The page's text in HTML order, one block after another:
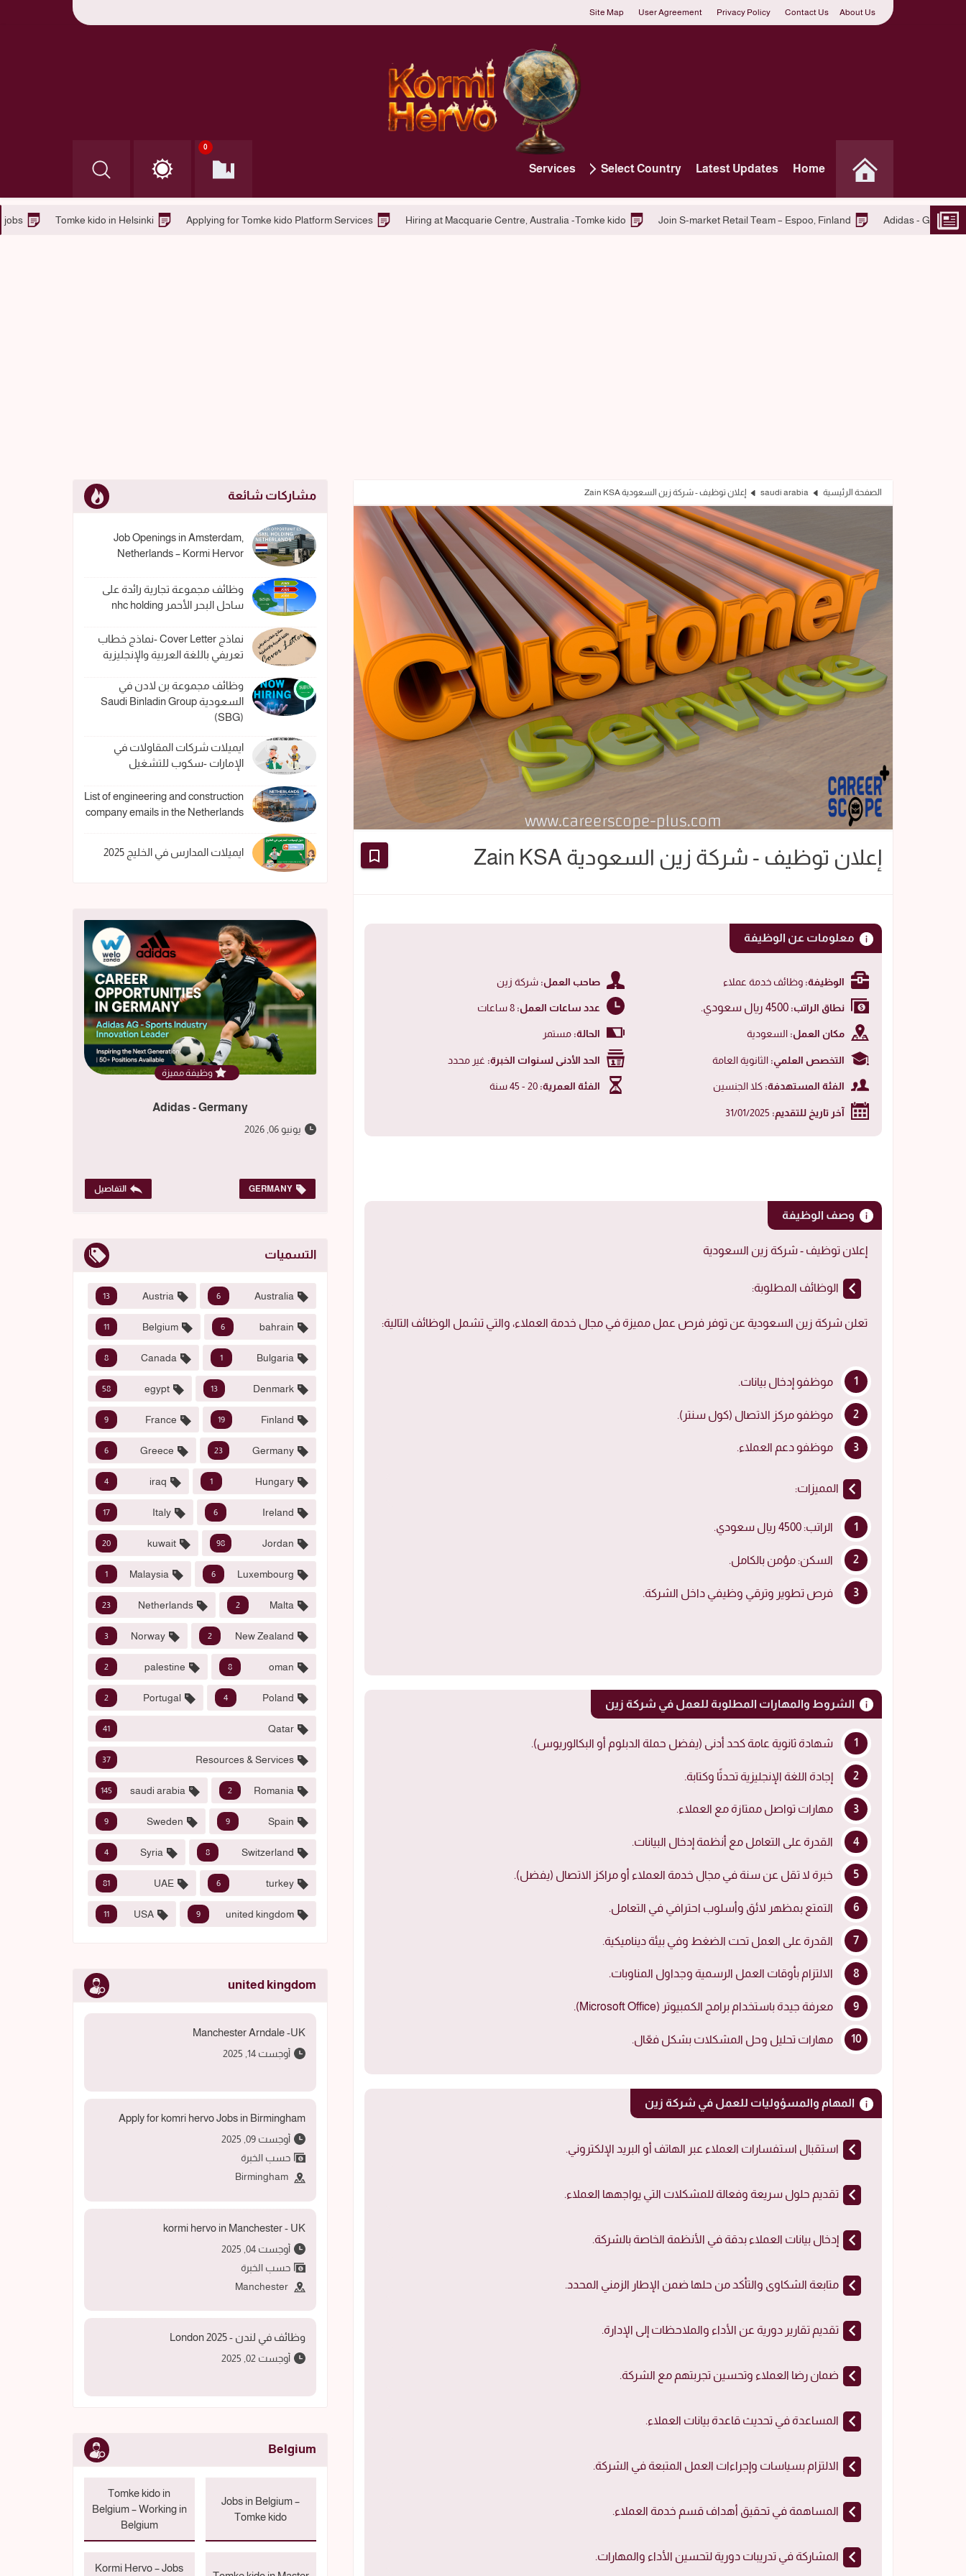
About Us
Contact Us
Privacy Policy
User Agreement
Site Map
Home
Latest Updates
Select Country
Services
0
Join S-market Retail Team – Espoo,
Hiring at Macquarie Centre, Australia -Tomke kido
Applying for Tomke kido Platform Services
Tomke kido in Helsinki
Tomke kido jobs
kido jobs )
الصفحة الرئيسية saudi arabia إعلان توظيف - شركة زين السعودية Zain KSA
إعلان توظيف - شركة زين السعودية Zain KSA
معلومات عن الوظيفة
الوظيفة: وظائف خدمة عملاء صاحب العمل: شركة زين
نطاق الراتب: 4500 ريال سعودي. عدد ساعات العمل:
مكان العمل: السعودية الحالة: مستمر
التخصص العلمي: الثانوية العامة الحد الأدنى لسنوات الخبرة: غير محدد
الفئة المستهدفة: كلا الجنسين الفئة العمرية:
آخر تاريخ للتقديم:
وصف الوظيفة
إعلان توظيف - شركة زين السعودية
الوظائف المطلوبة:
تعلن شركة زين السعودية عن توفر فرص عمل مميزة في مجال خدمة العملاء، والتي تشمل الوظائف التالية:
موظفو إدخال بيانات.
موظفو مركز الاتصال (كول سنتر).
موظفو دعم العملاء.
المميزات:
الراتب: 4500 ريال سعودي.
السكن: مؤمن بالكامل.
فرص تطوير وترقي وظيفي داخل الشركة.
الشروط والمهارات المطلوبة للعمل في شركة زين
شهادة ثانوية عامة كحد أدنى (يفضل حملة الدبلوم أو البكالوريوس).
إجادة اللغة الإنجليزية تحدثًا وكتابة.
مهارات تواصل ممتازة مع العملاء.
القدرة على التعامل مع أنظمة إدخال البيانات.
خبرة لا تقل عن سنة في مجال خدمة العملاء أو مراكز الاتصال (يفضل).
التمتع بمظهر لائق وأسلوب احترافي في التعامل.
القدرة على العمل تحت الضغط وفي بيئة ديناميكية.
الالتزام بأوقات العمل الرسمية وجداول المناوبات.
معرفة جيدة باستخدام برامج الكمبيوتر (Microsoft Office).
مهارات تحليل وحل المشكلات بشكل فعّال.
المهام والمسؤوليات للعمل في شركة زين
استقبال استفسارات العملاء عبر الهاتف أو البريد الإلكتروني.
تقديم حلول سريعة وفعالة للمشكلات التي يواجهها العملاء.
إدخال بيانات العملاء بدقة في الأنظمة الخاصة بالشركة.
متابعة الشكاوى والتأكد من حلها ضمن الإطار الزمني المحدد.
تقديم تقارير دورية عن الأداء والملاحظات إلى الإدارة.
ضمان رضا العملاء وتحسين تجربتهم مع الشركة.
المساعدة في تحديث قاعدة بيانات العملاء.
الالتزام بسياسات وإجراءات العمل المتبعة في الشركة.
المساهمة في تحقيق أهداف قسم خدمة العملاء.
المشاركة في تدريبات دورية لتحسين الأداء والمهارات.
مشاركات شائعة
Job Openings in Amsterdam,
Netherlands – Kormi Hervor
وظائف مجموعة تجارية رائدة على
ساحل البحر الأحمر nhc holding
نماذج Cover Letter -نماذج خطاب
تعريفي باللغة العربية والإنجليزية
وظائف مجموعة بن لادن في
السعودية Saudi Binladin Group
(SBG)
ايميلات شركات المقاولات في
الإمارات -سكوب للتشغيل
List of engineering and construction
company emails in the Netherlands
ايميلات المدارس في الخليج 2025
وظيفة مميزة
Adidas - Germany
يونيو 06, 2026
GERMANY التفاصيل
التسميات
Australia
6
Austria
13
bahrain
6
Belgium
11
Bulgaria
1
Canada
8
Denmark
13
egypt
58
Finland
19
France
9
Germany
23
Greece
6
Hungary
1
iraq
4
Ireland
6
Italy
17
Jordan
98
kuwait
20
Luxembourg
6
Malaysia
1
Malta
2
Netherlands
23
New Zealand
2
Norway
3
oman
8
palestine
2
Poland
4
Portugal
2
Qatar
41
Resources & Services
37
Romania
2
saudi arabia
145
Spain
9
Sweden
9
Switzerland
8
Syria
4
turkey
6
UAE
81
united kingdom
9
USA
11
united kingdom
Manchester Arndale -UK
أوجست 14, 2025
Apply for komri hervo Jobs in Birmingham
أوجست 09, 2025
حسب الخبرة
Birmingham
kormi hervo in Manchester - UK
أوجست 04, 2025
حسب الخبرة
Manchester
وظائف في لندن - 2025 London
أوجست 02, 2025
Belgium
Jobs in Belgium –
Tomke kido
Tomke kido in
Belgium – Working in
Belgium
Kormi Hervo – Jobs